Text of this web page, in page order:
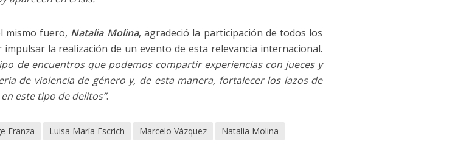
mismo fuero, Natalia Molina, agradeció la participación de todos los
la realización de un evento de esta relevancia internacional.
de encuentros que podemos compartir experiencias con jueces y
de violencia de género y, de esta manera, fortalecer los lazos de
este tipo de delitos”.
Franza Luisa María Escrich Marcelo Vázquez
Natalia Molina